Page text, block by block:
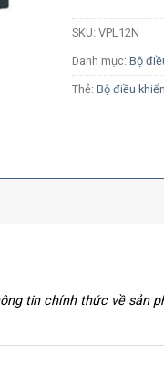
SKU: VPL12N
Danh mục: Bộ
Thẻ: Bộ điều
tin chính thức về sản